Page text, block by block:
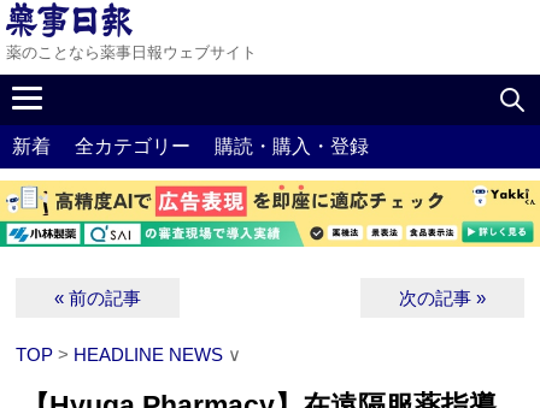
薬のことなら薬事日報ウェブサイト
新着 全カテゴリー 購読・購入・登録
« 前の記事 次の記事 »
TOP > HEADLINE NEWS ∨